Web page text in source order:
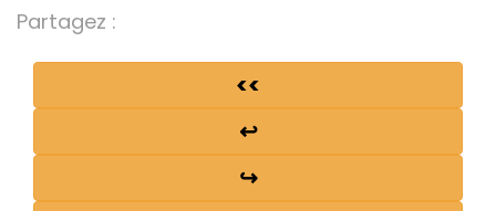
Partagez :
<<
↩
↪